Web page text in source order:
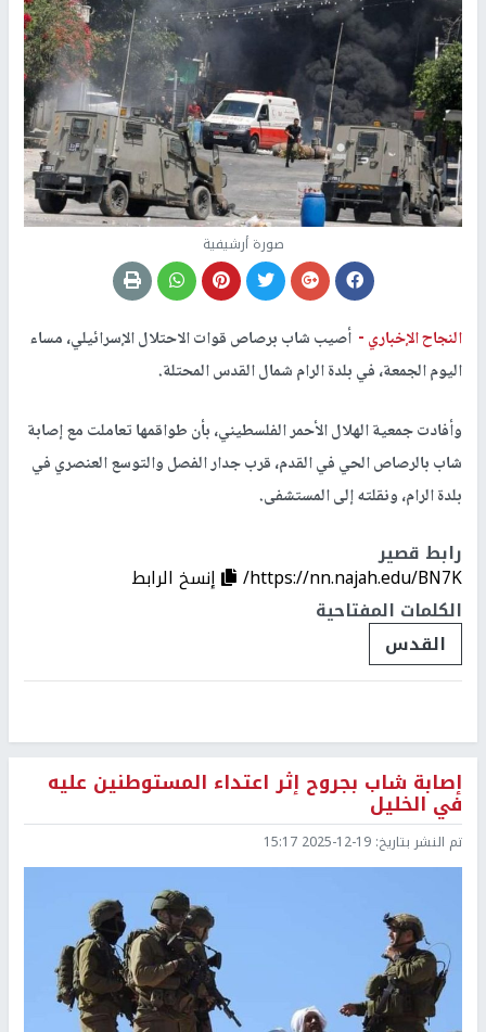
صورة أرشيفية
النجاح الإخباري - أصيب شاب برصاص قوات الاحتلال الإسرائيلي، مساء
اليوم الجمعة، في بلدة الرام شمال القدس المحتلة.
وأفادت جمعية الهلال الأحمر الفلسطيني، بأن طواقمها تعاملت مع إصابة
شاب بالرصاص الحي في القدم، قرب جدار الفصل والتوسع العنصري في
بلدة الرام، ونقلته إلى المستشفى.
رابط قصير
https://nn.najah.edu/BN7K/
إنسخ الرابط
الكلمات المفتاحية
القدس
إصابة شاب بجروح إثر اعتداء المستوطنين عليه
في الخليل
تم النشر بتاريخ: 2025-12-19 15:17